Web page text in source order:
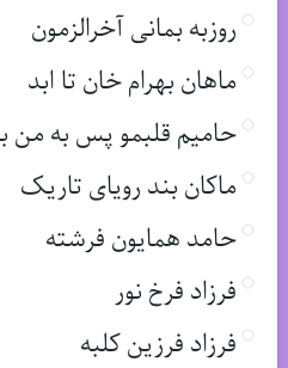
روزبه بمانی آخرالزمون
ماهان بهرام خان تا ابد
حامیم قلبمو پس به من
ماکان بند رویای تاریک
حامد همایون فرشته
فرزاد فرخ نور
فرزاد فرزین کلبه